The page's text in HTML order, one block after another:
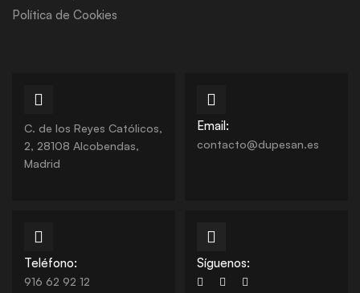
Política de Cookies
C. de los Reyes Católicos,
2, 28108 Alcobendas,
Madrid
Email:
contacto@dupesan.es
Teléfono:
916 62 92 12
Síguenos: